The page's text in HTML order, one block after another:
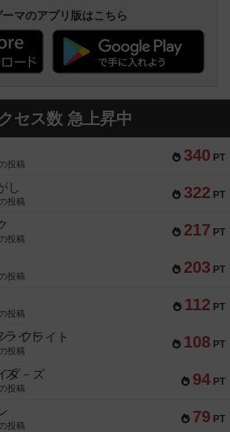
ーマのアプリ版はこちら
セス数 急上昇中
340 PT
投稿
322 PT
し
投稿
217 PT
投稿
203 PT
投稿
112 PT
投稿
108 PT
・フライト
投稿
94 PT
ダ－ズ
投稿
79 PT
投稿